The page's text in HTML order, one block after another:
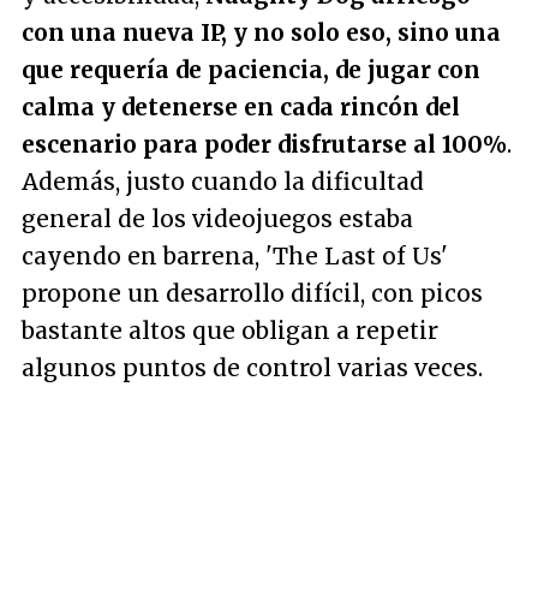
con una nueva IP, y no solo eso, sino una
que requería de paciencia, de jugar con
calma y detenerse en cada rincón del
escenario para poder disfrutarse al 100%.
Además, justo cuando la dificultad
general de los videojuegos estaba
cayendo en barrena, 'The Last of Us'
propone un desarrollo difícil, con picos
bastante altos que obligan a repetir
algunos puntos de control varias veces.